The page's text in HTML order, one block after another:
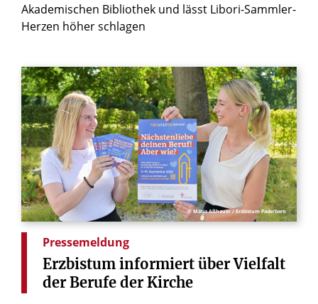
Akademischen Bibliothek und lässt Libori-Sammler-
Herzen höher schlagen
© Maria Aßhauer / Erzbistum Paderborn
Pressemeldung
Erzbistum informiert über Vielfalt
der Berufe der Kirche